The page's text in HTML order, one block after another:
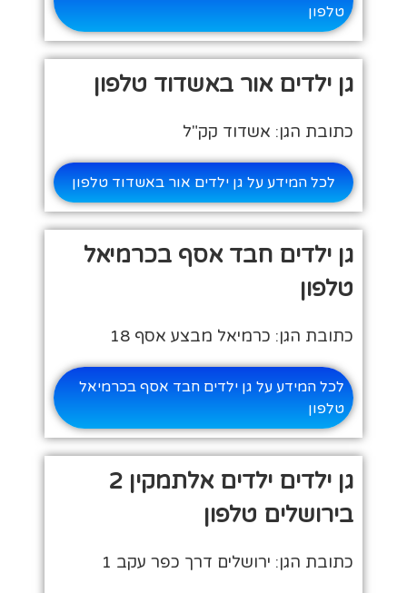
טלפון
גן ילדים אור באשדוד טלפון
כתובת הגן: אשדוד קק"ל
לכל המידע על גן ילדים אור באשדוד טלפון
גן ילדים חבד אסף בכרמיאל
טלפון
כתובת הגן: כרמיאל מבצע אסף 18
לכל המידע על גן ילדים חבד אסף בכרמיאל
טלפון
גן ילדים ילדים אלתמקין 2
בירושלים טלפון
כתובת הגן: ירושלים דרך כפר עקב 1